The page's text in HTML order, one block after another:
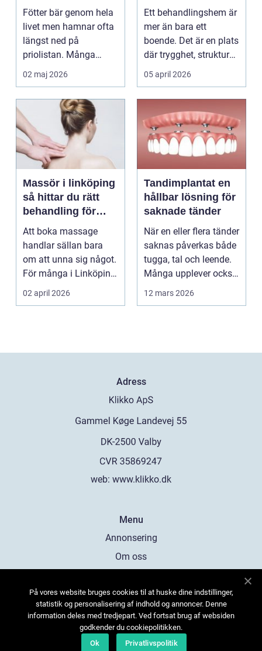
året runt
Fötter bär genom hela
livet men hamnar ofta
längst ned på
priolistan. Många
väntar tills problemen
02 maj 2026
Ett behandlingshem är
mer än bara ett
boende. Det är en plats
där trygghet, struktur
och professione...
05 april 2026
Massör i linköping
så hittar du rätt
behandling för
kropp och hälsa
Att boka massage
handlar sällan bara
om att unna sig något.
För många i Linköping
har regelbunden ma...
02 april 2026
Tandimplantat en
hållbar lösning för
saknade tänder
När en eller flera tänder
saknas påverkas både
tugga, tal och leende.
Många upplever också
en osäker...
12 mars 2026
Adress
web: www.klikko.dk
Menu
Annonsering
Om oss
Kontakta oss
Sitemap
På vores website bruges cookies til at huske dine indstillinger,
statistik og personalisering af indhold og annoncer. Denne
information deles med tredjepart. Ved fortsat brug af websiden
godkender du cookiepolitikken.
Ok
Privatlivspolitik